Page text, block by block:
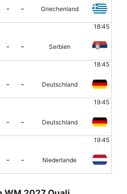
- - Griechenland
18:45
- - Serbien
18:45
- - Deutschland
19:45
- - Deutschland
19:45
- - Niederlande